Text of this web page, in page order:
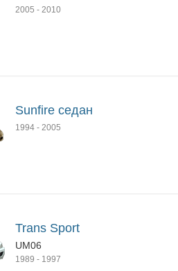
2005 - 2010
Sunfire седан
1994 - 2005
Trans Sport
UM06
1989 - 1997